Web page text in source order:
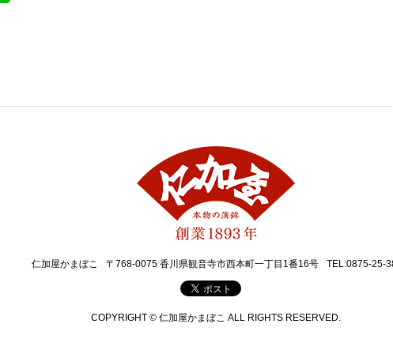
仁加屋かまぼこ 〒768-0075 香川県観音寺市西本町一丁目1番16号 TEL:0875-25-
COPYRIGHT © 仁加屋かまぼこ ALL RIGHTS RESERVED.